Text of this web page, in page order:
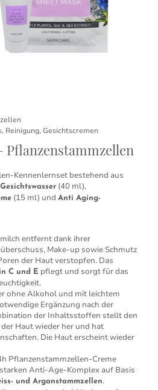
, Reinigung, Gesichtscremen
Pflanzenstammzellen
Kennenlernset bestehend aus
Gesichtswasser (40 ml),
(15 ml) und Anti Aging-
entfernt dank ihrer
Make-up sowie Schmutz
der Haut verstopfen. Das
C und E pflegt und sorgt für das
ohne Alkohol und mit leichtem
Ergänzung nach der
der Inhaltsstoffen stellt den
Haut wieder her und hat
Die Haut erscheint wieder
Pflanzenstammzellen-Creme
Anti-Age-Komplex auf Basis
und Arganstammzellen.